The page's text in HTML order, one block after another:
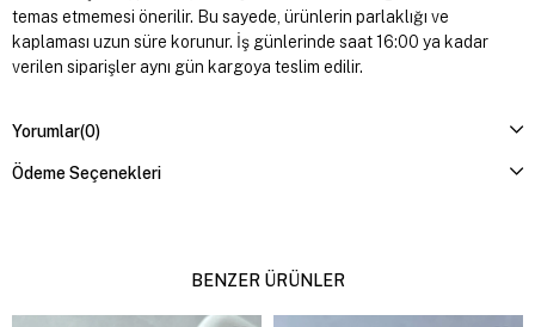
temas etmemesi önerilir. Bu sayede, ürünlerin parlaklığı ve
kaplaması uzun süre korunur. İş günlerinde saat 16:00 ya kadar
verilen siparişler aynı gün kargoya teslim edilir.
Yorumlar(0)
Ödeme Seçenekleri
BENZER ÜRÜNLER